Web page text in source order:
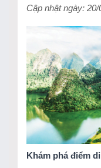
Cập nhật ngày: 20/
Khám phá điểm